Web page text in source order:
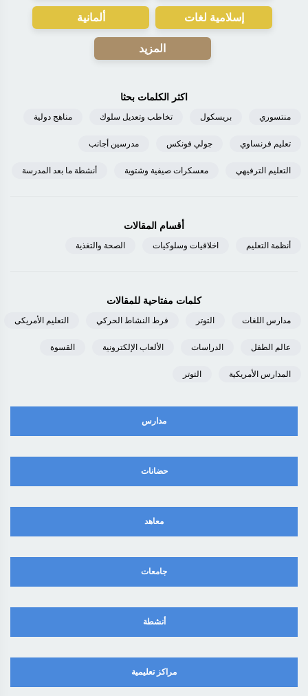
إسلامية لغات ألمانية
المزيد
اكثر الكلمات بحثا
منتسوري بريسكول تخاطب وتعديل سلوك مناهج دولية
تعليم فرنساوي جولي فونكس مدرسين أجانب
التعليم الترفيهي معسكرات صيفية وشتوية أنشطة ما بعد المدرسة
أقسام المقالات
أنظمة التعليم اخلاقيات وسلوكيات الصحة والتغذية
كلمات مفتاحية للمقالات
مدارس اللغات التوتر فرط النشاط الحركي التعليم الأمريكى
عالم الطفل الدراسات الألعاب الإلكترونية القسوة
المدارس الأمريكية التوتر
مدارس
حضانات
معاهد
جامعات
أنشطة
مراكز تعليمية